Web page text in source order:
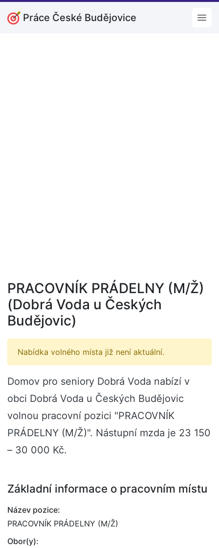
Práce České Budějovice
PRACOVNÍK PRÁDELNY (M/Ž)
(Dobrá Voda u Českých
Budějovic)
Nabídka volného místa již není aktuální.
Domov pro seniory Dobrá Voda nabízí v
obci Dobrá Voda u Českých Budějovic
volnou pracovní pozici "PRACOVNÍK
PRÁDELNY (M/Ž)". Nástupní mzda je 23 150
– 30 000 Kč.
Základní informace o pracovním místu
Název pozice:
PRACOVNÍK PRÁDELNY (M/Ž)
Obor(y):